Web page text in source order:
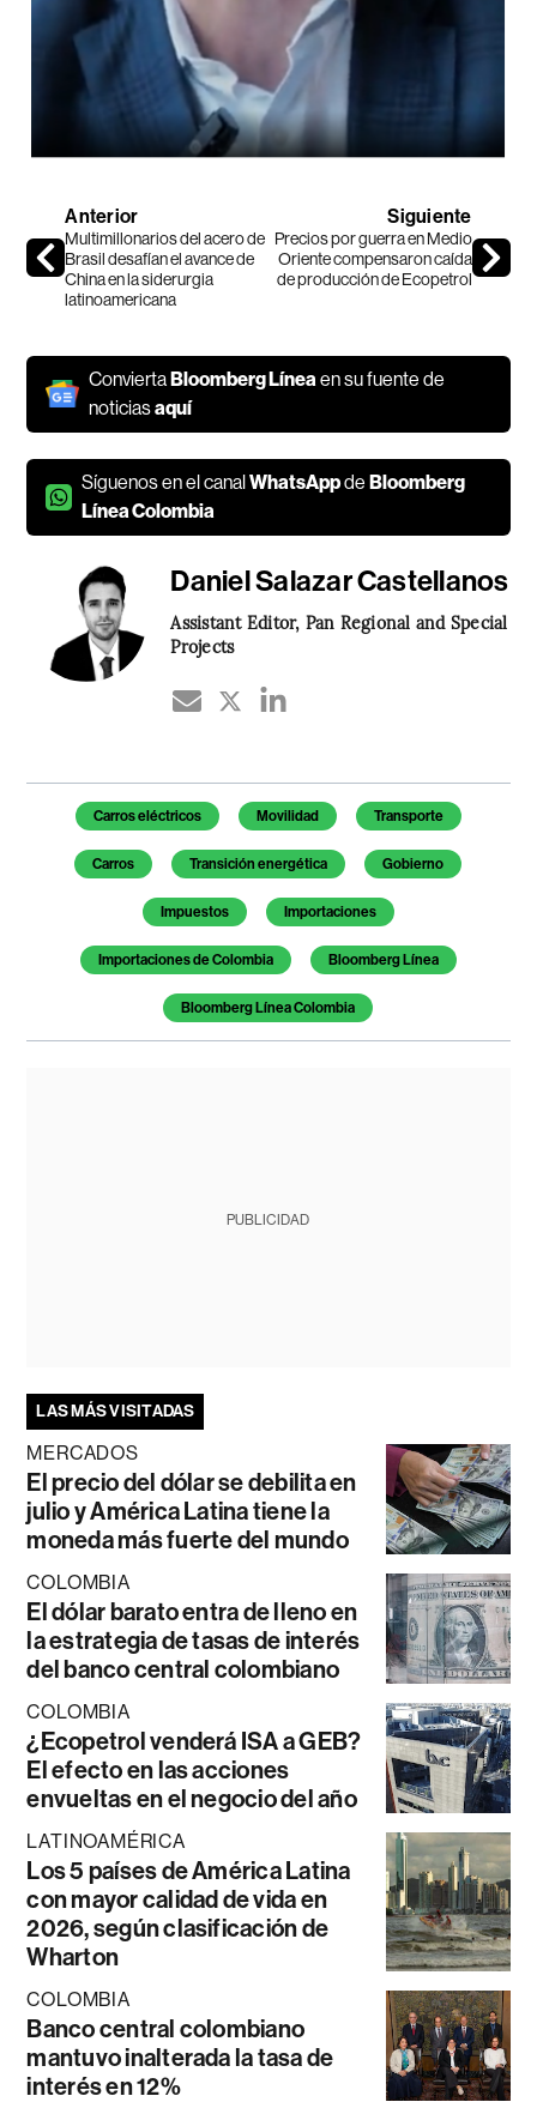
Anterior
Multimillonarios del acero de
Brasil desafían el avance de
China en la siderurgia
latinoamericana
Siguiente
Precios por guerra en Medio
Oriente compensaron caída
de producción de Ecopetrol
ConviertaBloomberg Línea en su fuente de
noticiasaquí
Síguenos en el canalWhatsAppdeBloomberg
Línea Colombia
Daniel Salazar Castellanos
Assistant Editor, Pan Regional and Special
Projects
Temas de este artículo
Carros eléctricos Movilidad Transporte
Carros Transición energética Gobierno
Impuestos Importaciones
Importaciones de Colombia Bloomberg Línea
Bloomberg Línea Colombia
PUBLICIDAD
LAS MÁS VISITADAS
MERCADOS
El precio del dólar se debilita en
julio y América Latina tiene la
moneda más fuerte del mundo
COLOMBIA
El dólar barato entra de lleno en
la estrategia de tasas de interés
del banco central colombiano
COLOMBIA
¿Ecopetrol venderá ISA a GEB?
El efecto en las acciones
envueltas en el negocio del año
LATINOAMÉRICA
Los 5 países de América Latina
con mayor calidad de vida en
2026, según clasificación de
Wharton
COLOMBIA
Banco central colombiano
mantuvo inalterada la tasa de
interés en 12%